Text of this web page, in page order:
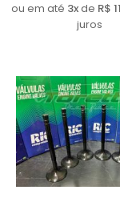
ou em até 3xde R$
juros